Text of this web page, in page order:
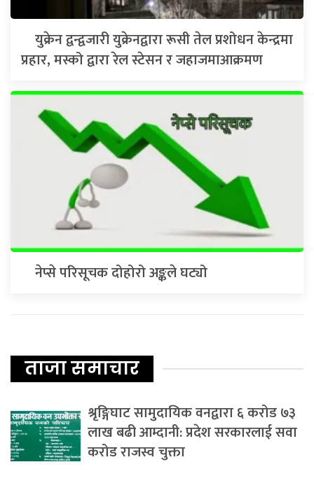
युक्रेन द्वन्द्वजारी युक्रेनद्वारा रूसी तेल प्रशोधन केन्द्रमा
प्रहार, मस्को द्वारा रेल स्टेसन र जहाजमाआक्रमण
नेप्से परिसूचक दोहोरो अङ्कले घट्यो
ताजा समाचार
श्रृङ्गिघाट सामुदायिक वनद्वारा ६ करोड ७३
लाख बढी आम्दानी: प्रदेश सरकारलाई सवा
करोड राजस्व चुक्ता